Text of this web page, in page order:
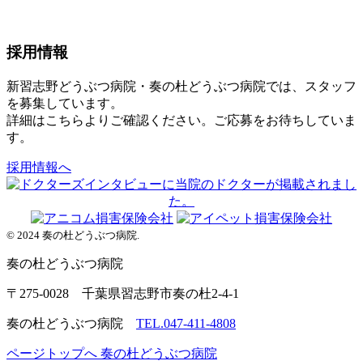
採用情報
新習志野どうぶつ病院・奏の杜どうぶつ病院では、スタッフ
を募集しています。
詳細はこちらよりご確認ください。ご応募をお待ちしていま
す。
採用情報へ
© 2024 奏の杜どうぶつ病院.
奏の杜どうぶつ病院
〒275-0028 千葉県習志野市奏の杜2-4-1
奏の杜どうぶつ病院 TEL.047-411-4808
ページトップへ 奏の杜どうぶつ病院